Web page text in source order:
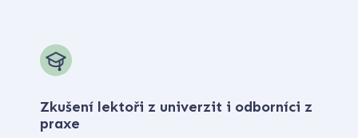
Zkušení lektoři z univerzit i odborníci z
praxe